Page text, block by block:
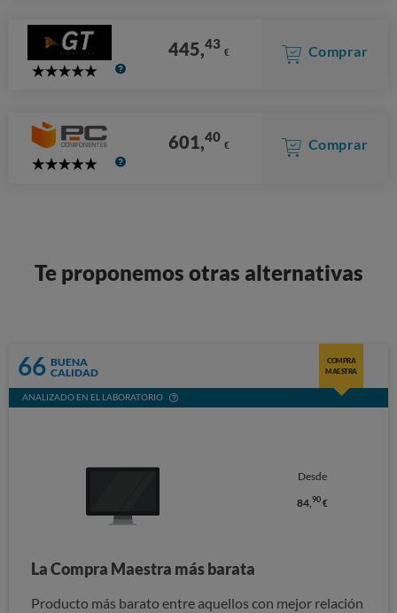
5
445,43 € Comprar
5
601,40 € Comprar
Te proponemos otras alternativas
66 BUENA
CALIDAD
COMPRA
MAESTRA
ANALIZADO EN EL LABORATORIO
Desde
84, 90€
La Compra Maestra más barata
Producto más barato entre aquellos con mejor relación